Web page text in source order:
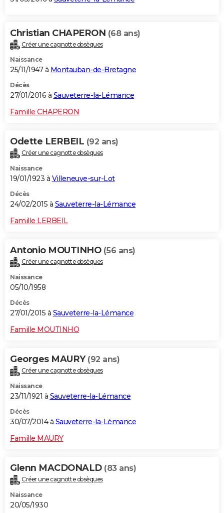
Christian CHAPERON (68 ans)
Créer une cagnotte obsèques
Naissance
25/11/1947 à Montauban-de-Bretagne
Décès
27/01/2016 à Sauveterre-la-Lémance
Famille CHAPERON
Odette LERBEIL (92 ans)
Créer une cagnotte obsèques
Naissance
19/01/1923 à Villeneuve-sur-Lot
Décès
24/02/2015 à Sauveterre-la-Lémance
Famille LERBEIL
Antonio MOUTINHO (56 ans)
Créer une cagnotte obsèques
Naissance
05/10/1958
Décès
27/01/2015 à Sauveterre-la-Lémance
Famille MOUTINHO
Georges MAURY (92 ans)
Créer une cagnotte obsèques
Naissance
23/11/1921 à Sauveterre-la-Lémance
Décès
30/07/2014 à Sauveterre-la-Lémance
Famille MAURY
Glenn MACDONALD (83 ans)
Créer une cagnotte obsèques
Naissance
20/05/1930